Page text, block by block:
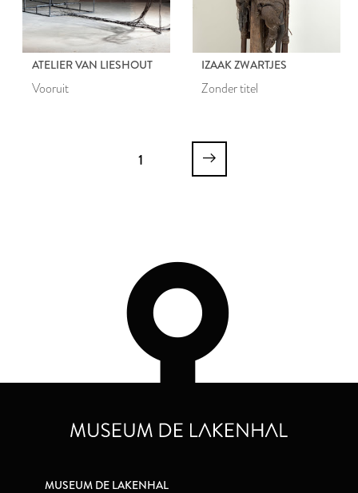
ATELIER VAN LIESHOUT
Vooruit
IZAAK ZWARTJES
Zonder titel
1
MUSEUM DE LAKENHAL